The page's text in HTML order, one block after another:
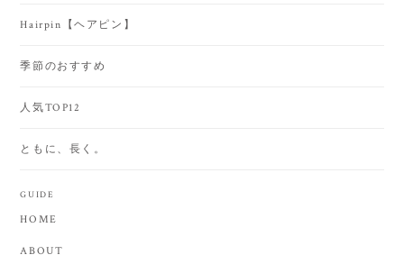
Hairpin【ヘアピン】
季節のおすすめ
人気TOP12
ともに、長く。
GUIDE
HOME
ABOUT